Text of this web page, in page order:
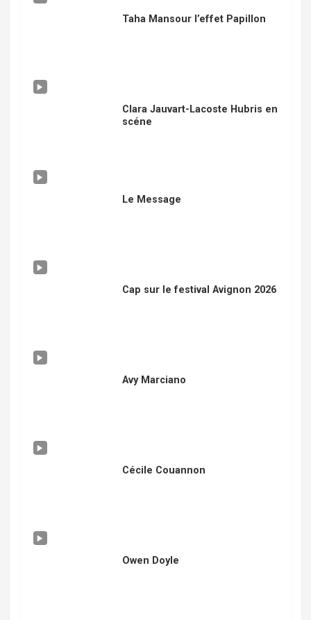
Taha Mansour l’effet Papillon
Clara Jauvart-Lacoste Hubris en
scéne
Le Message
Cap sur le festival Avignon 2026
Avy Marciano
Cécile Couannon
Owen Doyle